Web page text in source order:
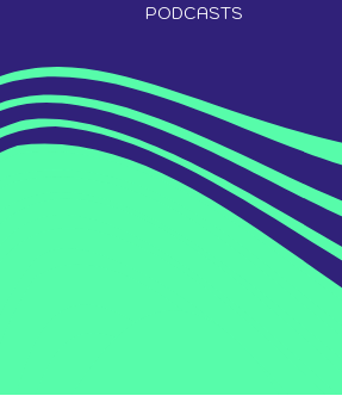
PODCASTS